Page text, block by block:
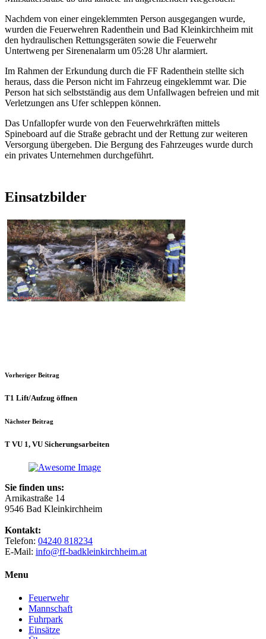
Nachdem von einer eingeklemmten Person ausgegangen wurde,
wurden die Feuerwehren Radenthein und Bad Kleinkirchheim mit
den hydraulischen Rettungsgeräten sowie die Feuerwehr
Untertweng per Sirenenalarm um 05:28 Uhr alarmiert.
Im Rahmen der Erkundung durch die FF Radenthein stellte sich
heraus, dass die Person nicht im Fahrzeug eingeklemmt war. Die
Person hat sich selbstständig aus dem Unfallwagen befreien und mit
Verletzungen ans Ufer schleppen können.
Das Unfallopfer wurde von den Feuerwehrkräften mittels
Spineboard auf die Straße gebracht und der Rettung zur weiteren
Versorgung übergeben. Die Bergung des Fahrzeuges wurde durch
ein privates Unternehmen durchgeführt.
Einsatzbilder
Vorheriger Beitrag
T1 Lift/​Aufzug öffnen
Nächster Beitrag
T VU 1, VU Sicherungsarbeiten
Sie finden uns:
Arnikastraße 14
9546 Bad Kleinkirchheim
Kontakt:
Telefon: 04240 818234
E-Mail: info@ff-badkleinkirchheim.at
Menu
Feuerwehr
Mannschaft
Fuhrpark
Einsätze